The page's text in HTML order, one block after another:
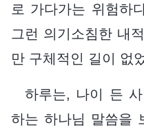
로 가다가는 위험하
그런 의기소침한 내
만 구체적인 길이 없
하루는, 나이 든
하는 하나님 말씀을